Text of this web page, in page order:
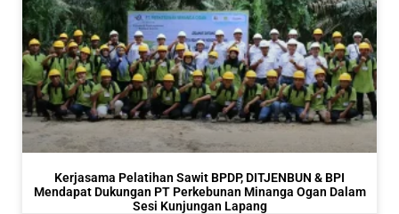
Kerjasama Pelatihan Sawit BPDP, DITJENBUN & BPI
Mendapat Dukungan PT Perkebunan Minanga Ogan Dalam
Sesi Kunjungan Lapang